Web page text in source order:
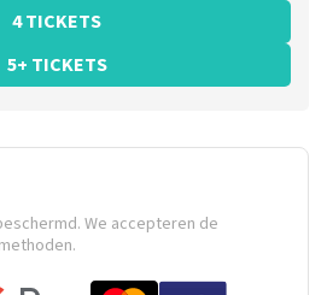
4 TICKETS
5+ TICKETS
We accepteren de